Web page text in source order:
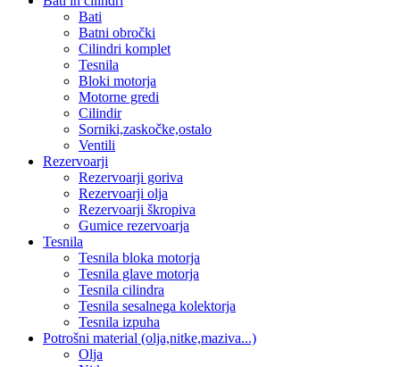
Bati
Batni obročki
Cilindri komplet
Tesnila
Bloki motorja
Motorne gredi
Cilindir
Sorniki,zaskočke,ostalo
Ventili
Rezervoarji
Rezervoarji goriva
Rezervoarji olja
Rezervoarji škropiva
Gumice rezervoarja
Tesnila
Tesnila bloka motorja
Tesnila glave motorja
Tesnila cilindra
Tesnila sesalnega kolektorja
Tesnila izpuha
Potrošni material (olja,nitke,maziva...)
Olja